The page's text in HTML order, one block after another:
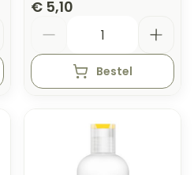
€ 5,10
Bestel